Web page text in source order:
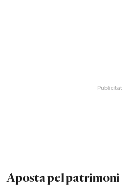
Aposta pel patrimoni